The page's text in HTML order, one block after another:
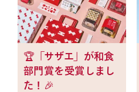
🏆「サザエ」が和食
部門賞を受賞しまし
た！🎉